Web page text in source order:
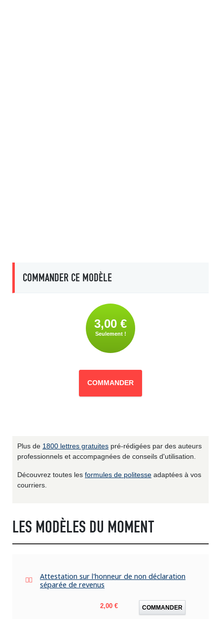
COMMANDER CE MODÈLE
3,00 €
Seulement !
COMMANDER
Plus de 1800 lettres gratuites pré-rédigées par des auteurs
professionnels et accompagnées de conseils d'utilisation.
Découvrez toutes les formules de politesse adaptées à vos
courriers.
LES MODÈLES DU MOMENT
Attestation sur l'honneur de non déclaration
séparée de revenus
Prix
2,00 € COMMANDER